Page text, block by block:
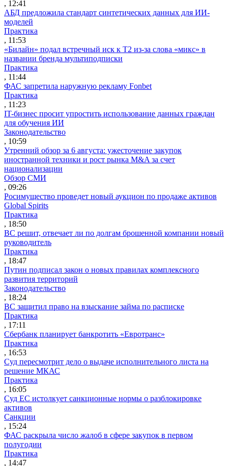
, 12:41
АБД предложила стандарт синтетических данных для ИИ-
моделей
Практика
, 11:53
«Билайн» подал встречный иск к Т2 из-за слова «микс» в
названии бренда мультиподписки
Практика
, 11:44
ФАС запретила наружную рекламу Fonbet
Практика
, 11:23
IT-бизнес просит упростить использование данных граждан
для обучения ИИ
Законодательство
, 10:59
Утренний обзор за 6 августа: ужесточение закупок
иностранной техники и рост рынка M&A за счет
национализации
Обзор СМИ
, 09:26
Росимущество проведет новый аукцион по продаже активов
Global Spirits
Практика
, 18:50
ВС решит, отвечает ли по долгам брошенной компании новый
руководитель
Практика
, 18:47
Путин подписал закон о новых правилах комплексного
развития территорий
Законодательство
, 18:24
ВС защитил право на взыскание займа по расписке
Практика
, 17:11
Сбербанк планирует банкротить «Евротранс»
Практика
, 16:53
Суд пересмотрит дело о выдаче исполнительного листа на
решение МКАС
Практика
, 16:05
Суд ЕС истолкует санкционные нормы о разблокировке
активов
Санкции
, 15:24
ФАС раскрыла число жалоб в сфере закупок в первом
полугодии
Практика
, 14:47